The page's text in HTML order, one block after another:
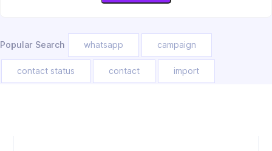
Popular Search whatsapp campaign
contact status contact import